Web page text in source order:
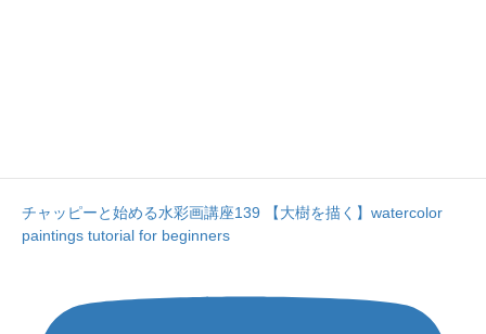
チャッピーと始める水彩画講座139 【大樹を描く】watercolor
paintings tutorial for beginners